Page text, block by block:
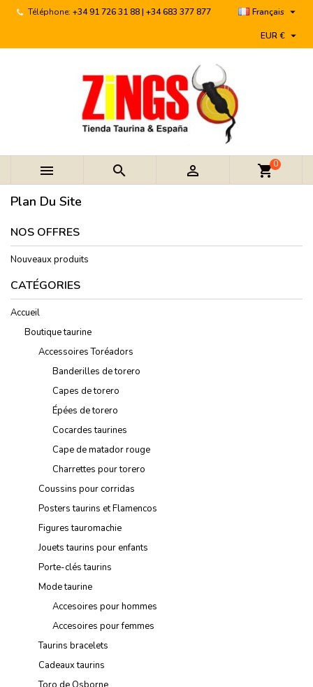
Téléphone: +34 91 726 31 88 | +34 683 377 877 Français 
EUR € 
   shopping_cart0
Plan Du Site
NOS OFFRES
Nouveaux produits
CATÉGORIES
Accueil
Boutique taurine
Accessoires Toréadors
Banderilles de torero
Capes de torero
Épées de torero
Cocardes taurines
Cape de matador rouge
Charrettes pour torero
Coussins pour corridas
Posters taurins et Flamencos
Figures tauromachie
Jouets taurins pour enfants
Porte-clés taurins
Mode taurine
Accesoires pour hommes
Accesoires pour femmes
Taurins bracelets
Cadeaux taurins